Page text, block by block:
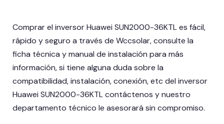
Comprar el inversor Huawei SUN2000-36KTL es fácil,
rápido y seguro a través de Wccsolar, consulte la
ficha técnica y manual de instalación para más
información, si tiene alguna duda sobre la
compatibilidad, instalación, conexión, etc del inversor
Huawei SUN2000-36KTL contáctenos y nuestro
departamento técnico le asesorará sin compromiso.